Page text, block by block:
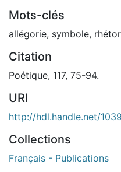
Mots-clés
allégorie, symbole,
Citation
Poétique, 117, 75-94.
URI
http://hdl.handle.net/
Collections
Français - Publications